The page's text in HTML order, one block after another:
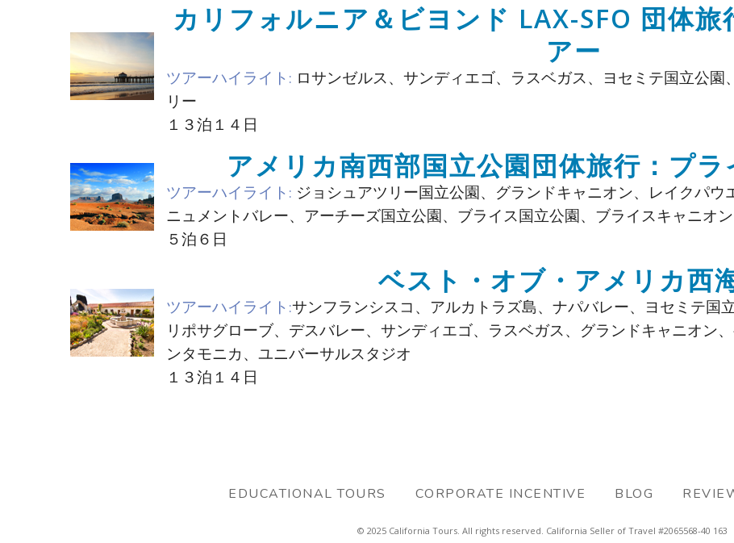
カリフォルニア＆ビヨンド LAX-SFO 団体
アー
ツアーハイライト: ロサンゼルス、サンディエゴ、ラスベガス、ヨセミテ国立公園
リー
１３泊１４日
アメリカ南西部国立公園団体旅行：プ
ツアーハイライト: ジョシュアツリー国立公園、グランドキャニオン、レイクパ
ニュメントバレー、アーチーズ国立公園、ブライス国立公園、ブライスキャニオ
５泊６日
ベスト・オブ・アメリカ西
ツアーハイライト:サンフランシスコ、アルカトラズ島、ナパバレー、ヨセミテ国
リポサグローブ、デスバレー、サンディエゴ、ラスベガス、グランドキャニオン
ンタモニカ、ユニバーサルスタジオ
１３泊１４日
EDUCATIONAL TOURS CORPORATE INCENTIVE BLOG
© 2025 California Tours. All rights reserved. California Seller of Travel #2065568-40 163